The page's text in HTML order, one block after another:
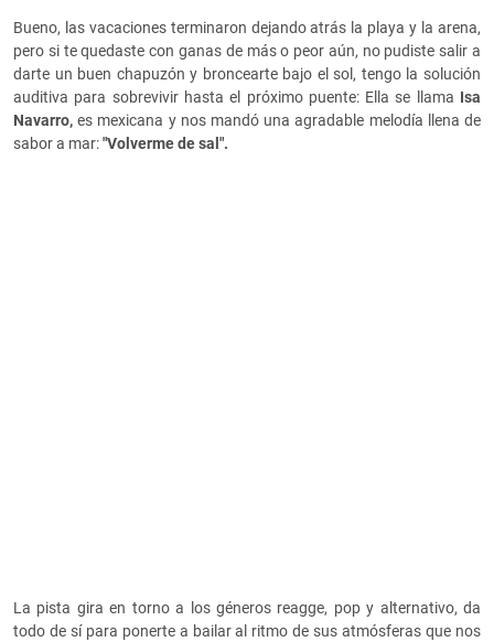
Bueno, las vacaciones terminaron dejando atrás la playa y la arena,
pero si te quedaste con ganas de más o peor aún, no pudiste salir a
darte un buen chapuzón y broncearte bajo el sol, tengo la solución
auditiva para sobrevivir hasta el próximo puente: Ella se llama Isa
Navarro,es mexicana y nos mandó una agradable melodía llena de
sabor a mar:"Volverme de sal".
La pista gira en torno a los géneros reagge, pop y alternativo, da
todo de sí para ponerte a bailar al ritmo de sus atmósferas que nos